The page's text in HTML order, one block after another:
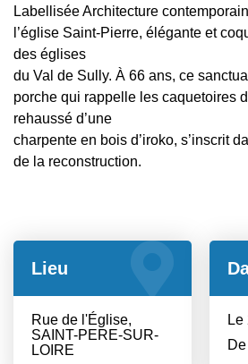
Labellisée Architecture
l’église Saint-Pierre, élégante et
des églises
du Val de Sully. À 66 ans, ce
porche qui rappelle les caquetoires
rehaussé d’une
charpente en bois d’iroko, s’inscrit
de la reconstruction.
Lieu
Rue de l'Église,
SAINT-PERE-SUR-
LOIRE